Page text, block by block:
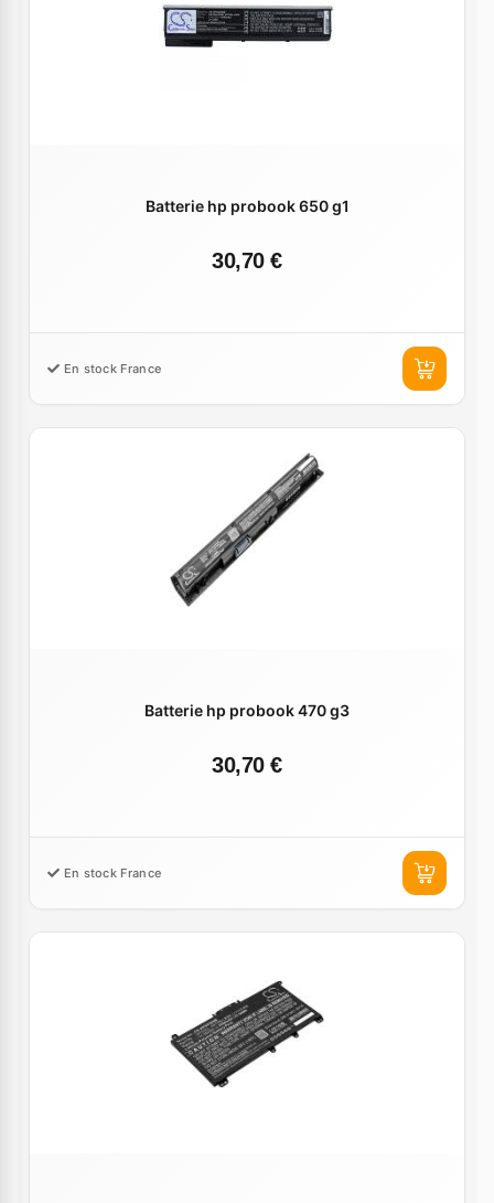
Batterie hp probook 650 g1
30,70 €
En stock France
Batterie hp probook 470 g3
30,70 €
En stock France